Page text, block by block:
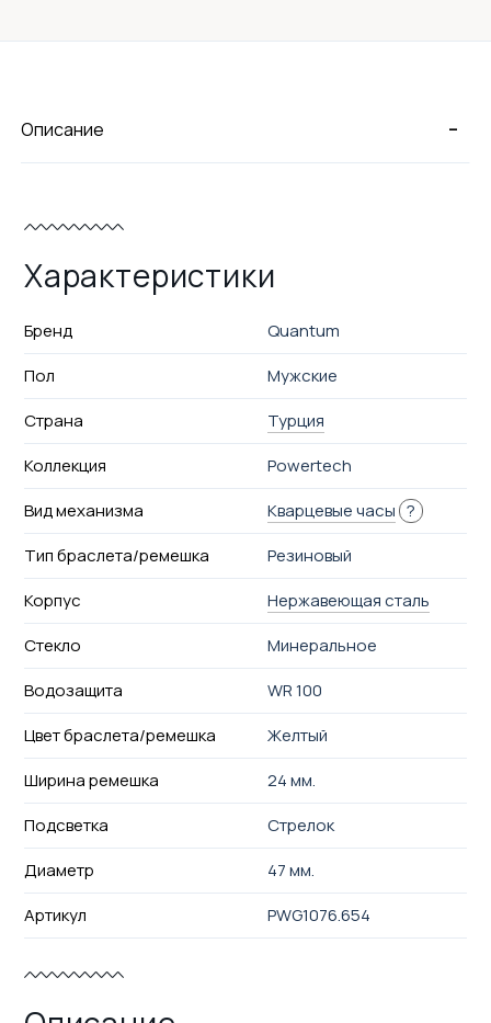
-
Описание
Характеристики
Бренд
Quantum
Пол
Мужские
Страна
Турция
Коллекция
Powertech
Вид механизма
Кварцевые часы ?
Тип браслета/ремешка
Резиновый
Корпус
Нержавеющая сталь
Стекло
Минеральное
Водозащита
WR 100
Цвет браслета/ремешка
Желтый
Ширина ремешка
24 мм.
Подсветка
Стрелок
Диаметр
47 мм.
Артикул
PWG1076.654